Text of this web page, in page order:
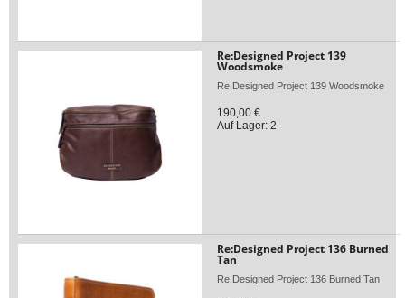
Re:Designed Project 139
Woodsmoke
Re:Designed Project 139 Woodsmoke
190,00 €
Auf Lager: 2
Re:Designed Project 136 Burned
Tan
Re:Designed Project 136 Burned Tan